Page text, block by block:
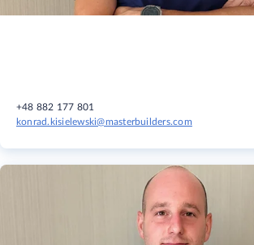
+48 882 177 801
konrad.kisielewski@masterbuilders.com